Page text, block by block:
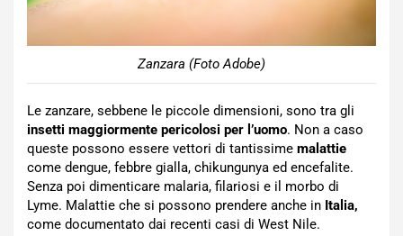
Zanzara (Foto Adobe)
Le zanzare, sebbene le piccole dimensioni, sono tra gli
insetti maggiormente pericolosi per l’uomo. Non a caso
queste possono essere vettori di tantissime malattie
come dengue, febbre gialla, chikungunya ed encefalite.
Senza poi dimenticare malaria, filariosi e il morbo di
Lyme. Malattie che si possono prendere anche in Italia,
come documentato dai recenti casi di West Nile.